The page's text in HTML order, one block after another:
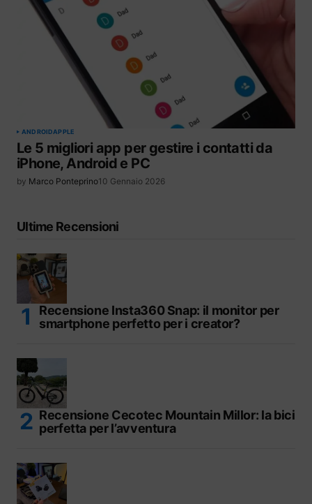
ANDROIDAPPLE
Le 5 migliori app per gestire i contatti da
iPhone, Android e PC
by Marco Ponteprino10 Gennaio 2026
Ultime Recensioni
Recensione Insta360 Snap: il monitor per
smartphone perfetto per i creator?
Recensione Cecotec Mountain Millor: la bici
perfetta per l’avventura